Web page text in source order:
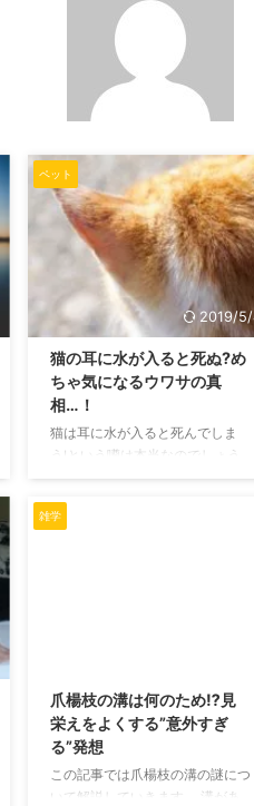
ペット
2019/
猫の耳に水が入ると死ぬ?め
ちゃ気になるウワサの真
相…！
猫は耳に水が入ると死んでしま
う!という噂は本当なのでしょう
すし、お風呂が好きな猫もいるほ
どです。 あなたも猫を飼ってい
ですが、噂が本当なら猫ちゃんを
シャンプーするなど生死を分ける
大変な仕事のはずです。 でも現
実はそんなことありませんよね。
私の飼っている猫ちゃんも年 ...
雑学
爪楊枝の溝は何のため⁉見
栄えをよくする”意外すぎ
る”発想
この記事では爪楊枝の溝の謎につ
いて解説していきます。 溝があ